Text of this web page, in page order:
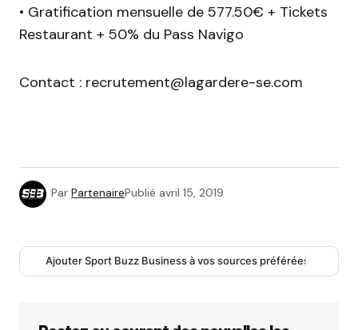
• Gratification mensuelle de 577.50€ + Tickets
Restaurant + 50% du Pass Navigo
Contact : recrutement@lagardere-se.com
Par PartenairePublié avril 15, 2019
Ajouter Sport Buzz Business à vos sources préférées